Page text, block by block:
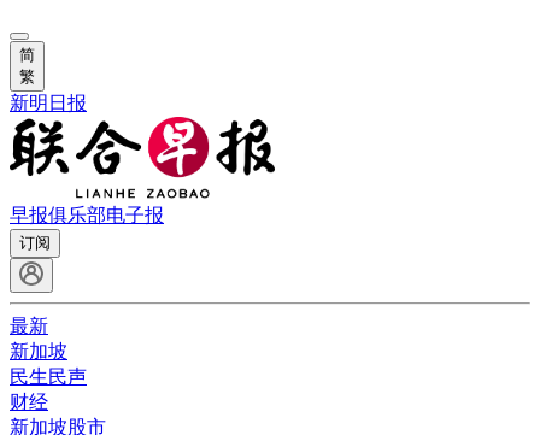
简
繁
新明日报
早报俱乐部电子报
订阅
最新
新加坡
民生民声
财经
新加坡股市